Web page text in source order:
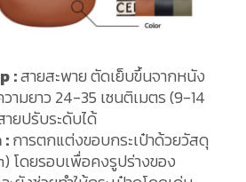
:สายสะพาย ตัดเย็บขึ้นจากหนัง
ามยาว 24-35 เซนติเมตร (9-14
ยปรับระดับได้
:การตกแต่งขอบกระเป๋าด้วยวัสดุ
โดยรอบเพื่อคงรูปร่างของ